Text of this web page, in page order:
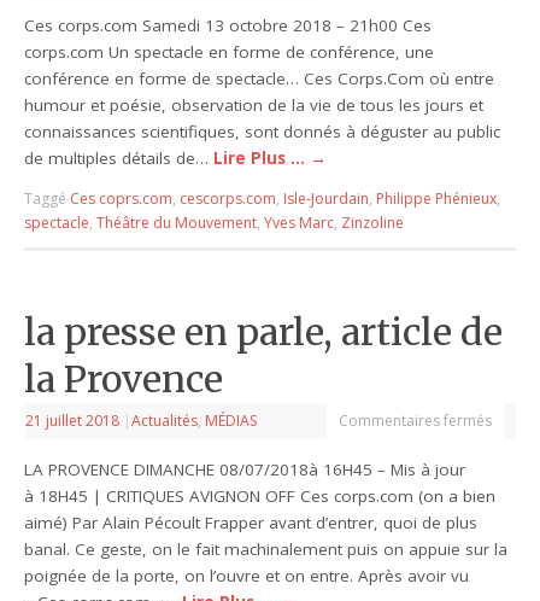
Ces corps.com Samedi 13 octobre 2018 – 21h00 Ces
corps.com Un spectacle en forme de conférence, une
conférence en forme de spectacle… Ces Corps.Com où entre
humour et poésie, observation de la vie de tous les jours et
connaissances scientifiques, sont donnés à déguster au public
de multiples détails de… Lire Plus … →
Taggé Ces coprs.com, cescorps.com, Isle-Jourdain, Philippe Phénieux,
spectacle,Théâtre du Mouvement,Yves Marc, Zinzoline
la presse en parle, article de
la Provence
21 juillet 2018 |Actualités, MÉDIAS Commentaires fermés
LA PROVENCE DIMANCHE 08/07/2018à 16H45 – Mis à jour
à 18H45 | CRITIQUES AVIGNON OFF Ces corps.com (on a bien
aimé) Par Alain Pécoult Frapper avant d’entrer, quoi de plus
banal. Ce geste, on le fait machinalement puis on appuie sur la
poignée de la porte, on l’ouvre et on entre. Après avoir vu